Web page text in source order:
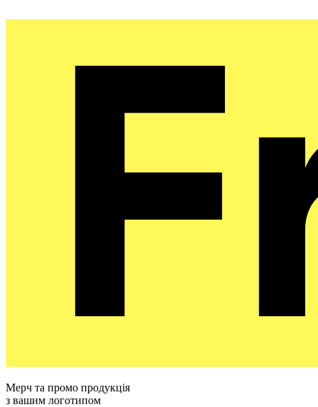
Мерч та промо продукція
з вашим логотипом